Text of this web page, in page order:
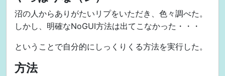
沼の人からありがたいリプをいただき、色々調べた。
しかし、明確なNoGUI方法は出てこなかった・・・
ということで自分的にしっくりくる方法を実行した。
方法